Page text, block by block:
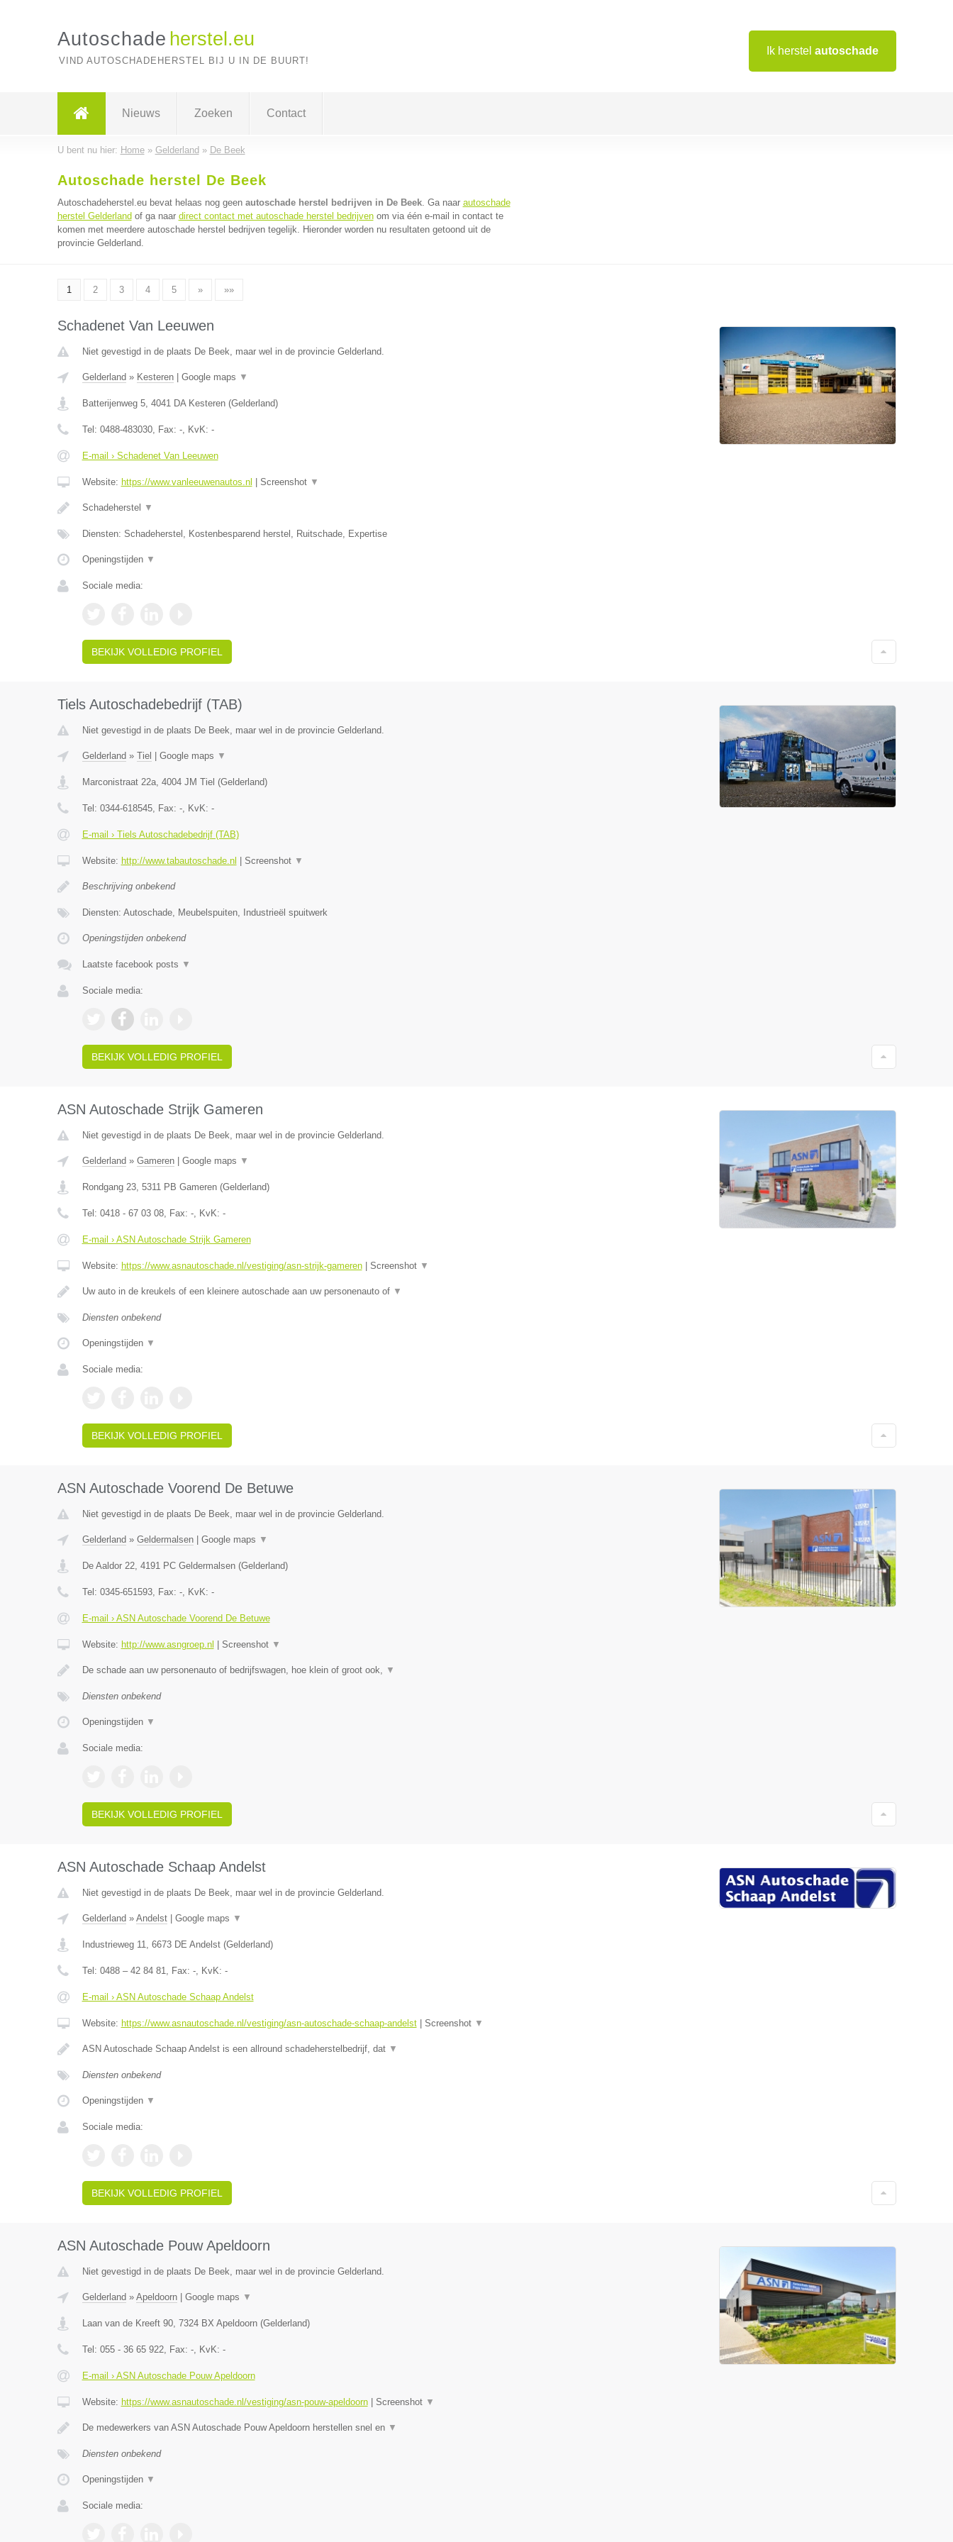
Ik herstel autoschade
Autoschade herstel.eu
VIND AUTOSCHADEHERSTEL BIJ U IN DE BUURT!
Nieuws Zoeken Contact
U bent nu hier: Home» Gelderland » De Beek
Autoschade herstel De Beek
Autoschadeherstel.eu bevat helaas nog geen autoschade herstel bedrijven in De Beek. Ga naar autoschade
herstel Gelderland of ga naar direct contact met autoschade herstel bedrijvenom via één e-mail in contact te
komen met meerdere autoschade herstel bedrijven tegelijk. Hieronder worden nu resultaten getoond uit de
provincie Gelderland.
1 2 3 4 5 » »»
Schadenet Van Leeuwen
Niet gevestigd in de plaats De Beek, maar wel in de provincie Gelderland.
Gelderland » Kesteren| Google maps ▼
Batterijenweg 5, 4041 DA Kesteren(Gelderland)
Tel: 0488-483030, Fax: -, KvK: -
E-mail › Schadenet Van Leeuwen
Website: https://www.vanleeuwenautos.nl Screenshot ▼
Schadeherstel ▼
Diensten: Schadeherstel, Kostenbesparend herstel, Ruitschade, Expertise
Openingstijden ▼
Sociale media:
BEKIJK VOLLEDIG PROFIEL
Tiels Autoschadebedrijf (TAB)
Niet gevestigd in de plaats De Beek, maar wel in de provincie Gelderland.
Gelderland » Tiel Google maps ▼
Marconistraat 22a, 4004 JM Tiel (Gelderland)
Tel: 0344-618545, Fax: -, KvK: -
E-mail › Tiels Autoschadebedrijf (TAB)
Website: http://www.tabautoschade.nl Screenshot ▼
Beschrijving onbekend
Diensten: Autoschade, Meubelspuiten, Industrieël spuitwerk
Openingstijden onbekend
Laatste facebook posts ▼
Sociale media:
BEKIJK VOLLEDIG PROFIEL
ASN Autoschade Strijk Gameren
Niet gevestigd in de plaats De Beek, maar wel in de provincie Gelderland.
Gelderland » Gameren| Google maps ▼
Rondgang 23, 5311 PB Gameren(Gelderland)
Tel: 0418 - 67 03 08, Fax: -, KvK: -
E-mail › ASN Autoschade Strijk Gameren
Website: https://www.asnautoschade.nl/vestiging/asn-strijk-gameren| Screenshot ▼
Uw auto in de kreukels of een kleinere autoschade aan uw personenauto of ▼
Diensten onbekend
Openingstijden ▼
Sociale media:
BEKIJK VOLLEDIG PROFIEL
ASN Autoschade Voorend De Betuwe
Niet gevestigd in de plaats De Beek, maar wel in de provincie Gelderland.
Gelderland » Geldermalsen| Google maps ▼
De Aaldor 22, 4191 PC Geldermalsen(Gelderland)
Tel: 0345-651593, Fax: -, KvK: -
E-mail › ASN Autoschade Voorend De Betuwe
Website: http://www.asngroep.nl Screenshot ▼
De schade aan uw personenauto of bedrijfswagen, hoe klein of groot ook, ▼
Diensten onbekend
Openingstijden ▼
Sociale media:
BEKIJK VOLLEDIG PROFIEL
ASN Autoschade Schaap Andelst
Niet gevestigd in de plaats De Beek, maar wel in de provincie Gelderland.
Gelderland » Andelst| Google maps ▼
Industrieweg 11, 6673 DE Andelst(Gelderland)
Tel: 0488 – 42 84 81, Fax: -, KvK: -
E-mail › ASN Autoschade Schaap Andelst
Website: https://www.asnautoschade.nl/vestiging/asn-autoschade-schaap-andelst| Screenshot ▼
ASN Autoschade Schaap Andelst is een allround schadeherstelbedrijf, dat ▼
Diensten onbekend
Openingstijden ▼
Sociale media:
BEKIJK VOLLEDIG PROFIEL
ASN Autoschade Pouw Apeldoorn
Niet gevestigd in de plaats De Beek, maar wel in de provincie Gelderland.
Gelderland » Apeldoorn| Google maps ▼
Laan van de Kreeft 90, 7324 BX Apeldoorn(Gelderland)
Tel: 055 - 36 65 922, Fax: -, KvK: -
E-mail › ASN Autoschade Pouw Apeldoorn
Website: https://www.asnautoschade.nl/vestiging/asn-pouw-apeldoorn| Screenshot ▼
De medewerkers van ASN Autoschade Pouw Apeldoorn herstellen snel en ▼
Diensten onbekend
Openingstijden ▼
Sociale media: